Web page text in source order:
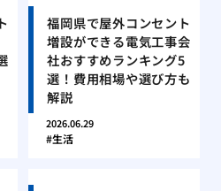
福岡県で屋外コンセント
増設ができる電気工事会
社おすすめランキング5
選！費用相場や選び方も
解説
2026.06.29
生活